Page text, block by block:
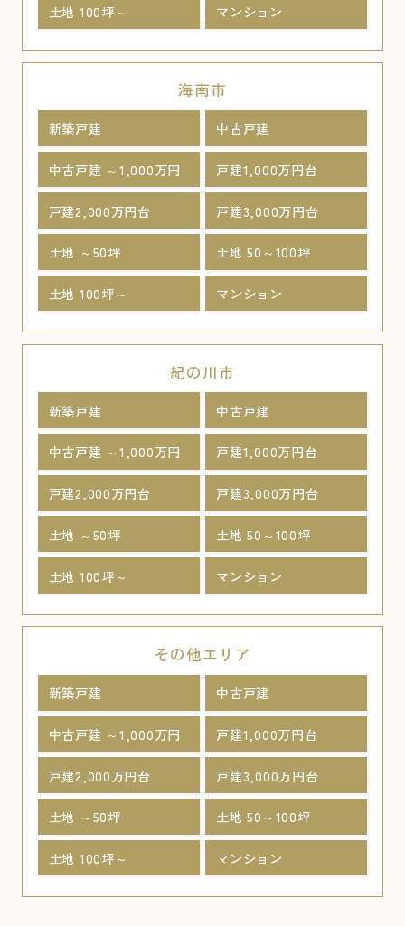
土地 100坪～ マンション
海南市
新築戸建 中古戸建
中古戸建 ～1,000万円 戸建1,000万円台
戸建2,000万円台 戸建3,000万円台
土地 ～50坪 土地 50～100坪
土地 100坪～ マンション
紀の川市
新築戸建 中古戸建
中古戸建 ～1,000万円 戸建1,000万円台
戸建2,000万円台 戸建3,000万円台
土地 ～50坪 土地 50～100坪
土地 100坪～ マンション
その他エリア
新築戸建 中古戸建
中古戸建 ～1,000万円 戸建1,000万円台
戸建2,000万円台 戸建3,000万円台
土地 ～50坪 土地 50～100坪
土地 100坪～ マンション